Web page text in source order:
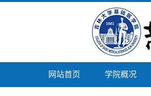
网站首页 学院概况